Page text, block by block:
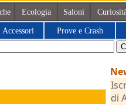
Ecologia Saloni
Accessori Prove e Crash
di